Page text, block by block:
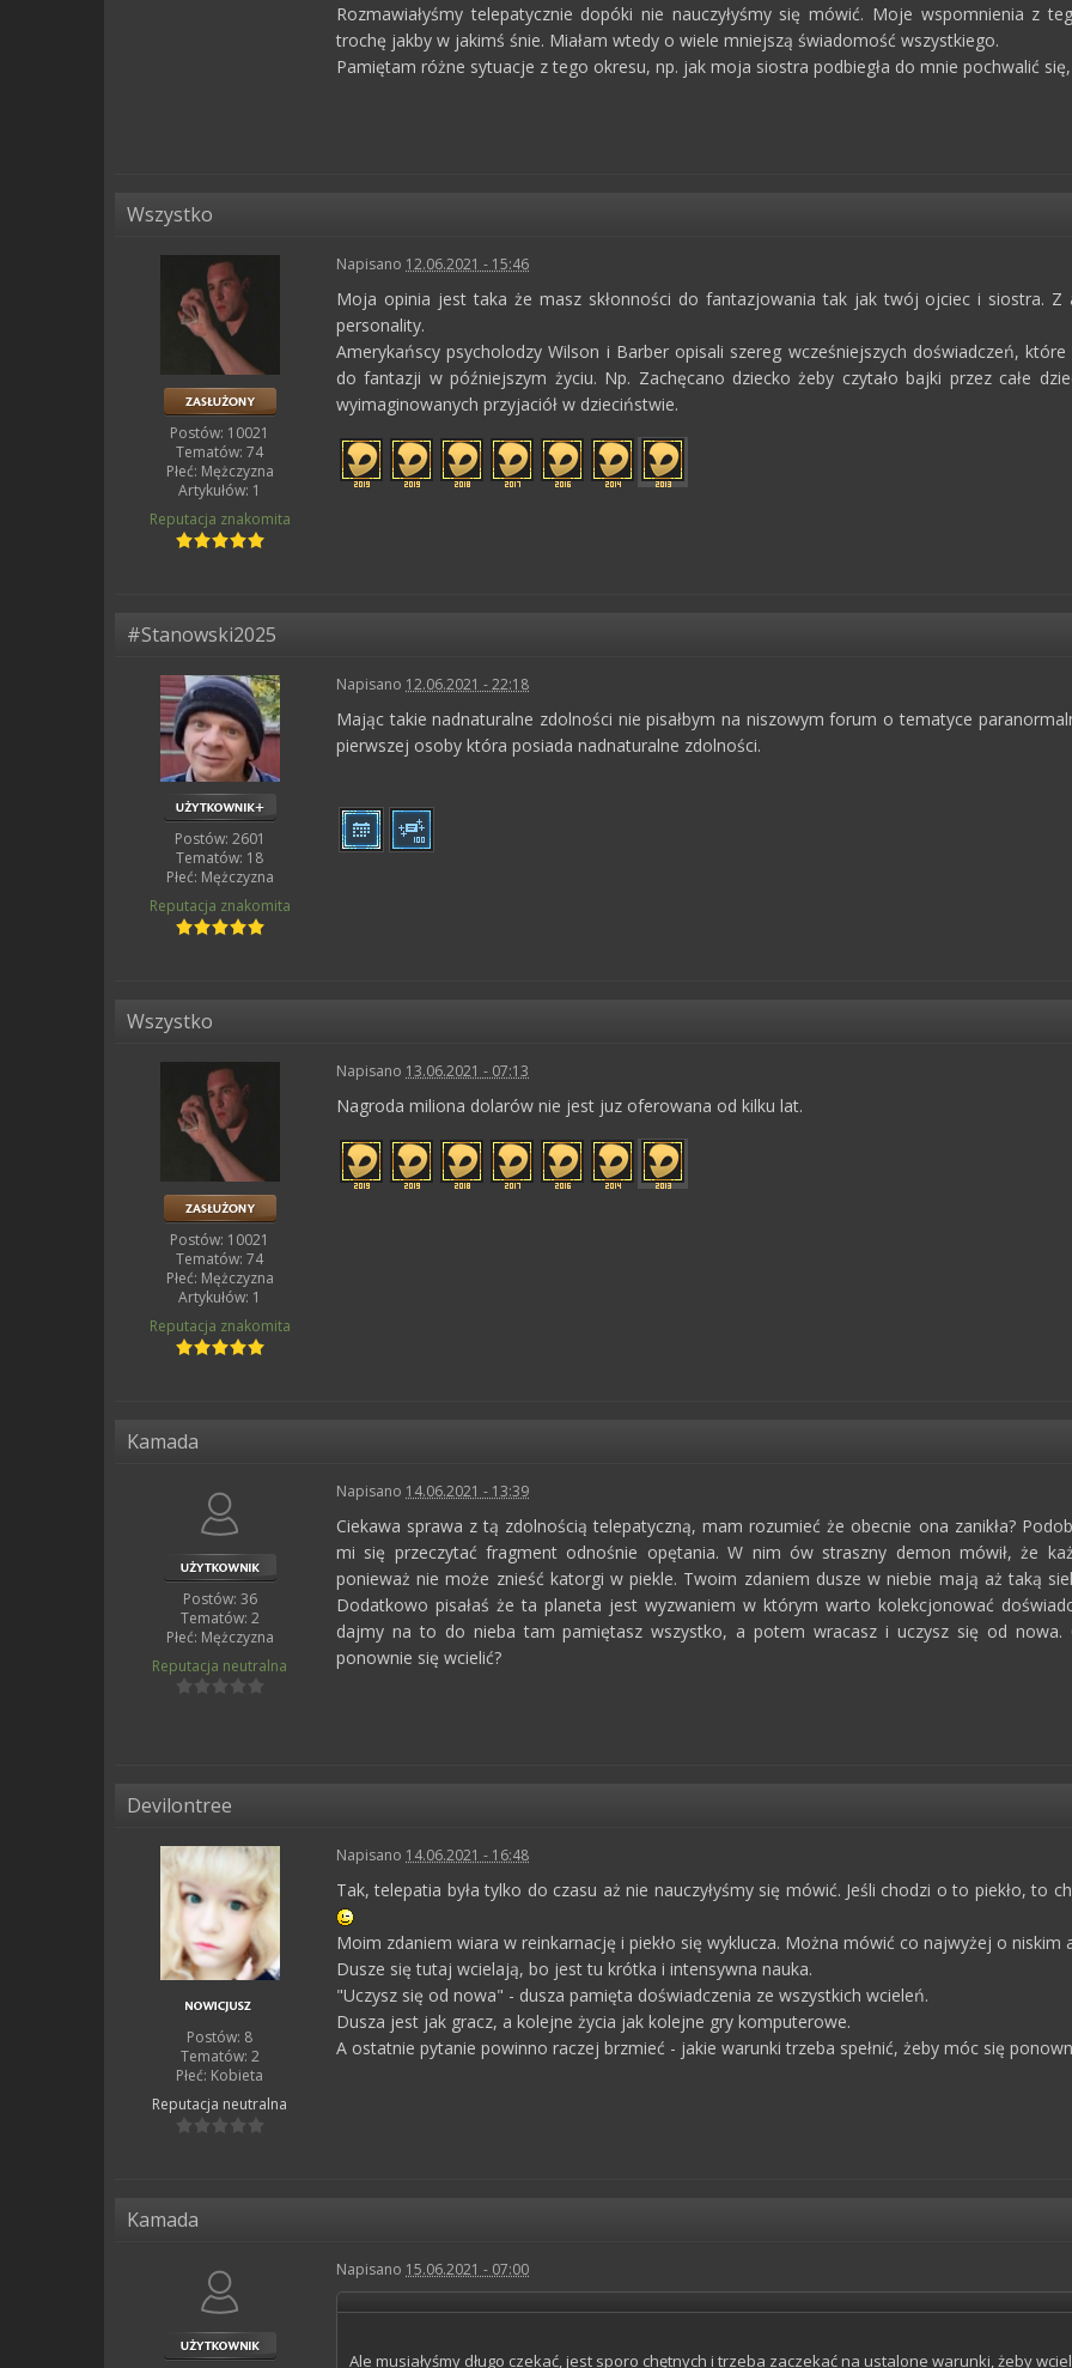
Rozmawiałyśmy telepatycznie dopóki nie nauczyłyśmy się mówić. Moje wspomnienia z
trochę jakby w jakimś śnie. Miałam wtedy o wiele mniejszą świadomość wszystkiego.
Pamiętam różne sytuacje z tego okresu, np. jak moja siostra podbiegła do mnie pochwalić
Wszystko
Postów: 10021
Tematów: 74
Płeć: Mężczyzna
Artykułów: 1
Reputacja znakomita
Napisano 12.06.2021 - 15:46
Moja opinia jest taka że masz skłonności do fantazjowania tak jak twój ojciec i siostra.
personality.
Amerykańscy psycholodzy Wilson i Barber opisali szereg wcześniejszych doświadczeń,
do fantazji w późniejszym życiu. Np. Zachęcano dziecko żeby czytało bajki przez całe
wyimaginowanych przyjaciół w dzieciństwie.
#Stanowski2025
Postów: 2601
Tematów: 18
Płeć: Mężczyzna
Reputacja znakomita
Napisano 12.06.2021 - 22:18
Mając takie nadnaturalne zdolności nie pisałbym na niszowym forum o tematyce
pierwszej osoby która posiada nadnaturalne zdolności.
Wszystko
Postów: 10021
Tematów: 74
Płeć: Mężczyzna
Artykułów: 1
Reputacja znakomita
Napisano 13.06.2021 - 07:13
Nagroda miliona dolarów nie jest juz oferowana od kilku lat.
Kamada
Postów: 36
Tematów: 2
Płeć: Mężczyzna
Reputacja neutralna
Napisano 14.06.2021 - 13:39
Ciekawa sprawa z tą zdolnością telepatyczną, mam rozumieć że obecnie ona zanikła?
mi się przeczytać fragment odnośnie opętania. W nim ów straszny demon mówił, że
ponieważ nie może znieść katorgi w piekle. Twoim zdaniem dusze w niebie mają aż taką
Dodatkowo pisałaś że ta planeta jest wyzwaniem w którym warto kolekcjonować
dajmy na to do nieba tam pamiętasz wszystko, a potem wracasz i uczysz się od nowa.
ponownie się wcielić?
Devilontree
Postów: 8
Tematów: 2
Płeć: Kobieta
Reputacja neutralna
Napisano 14.06.2021 - 16:48
Tak, telepatia była tylko do czasu aż nie nauczyłyśmy się mówić. Jeśli chodzi o to piekło, to
Moim zdaniem wiara w reinkarnację i piekło się wyklucza. Można mówić co najwyżej o niskim
Dusze się tutaj wcielają, bo jest tu krótka i intensywna nauka.
"Uczysz się od nowa" - dusza pamięta doświadczenia ze wszystkich wcieleń.
Dusza jest jak gracz, a kolejne życia jak kolejne gry komputerowe.
A ostatnie pytanie powinno raczej brzmieć - jakie warunki trzeba spełnić, żeby móc się
Kamada
Napisano 15.06.2021 - 07:00
Ale musiałyśmy długo czekać, jest sporo chętnych i trzeba zaczekać na ustalone warunki, żeby